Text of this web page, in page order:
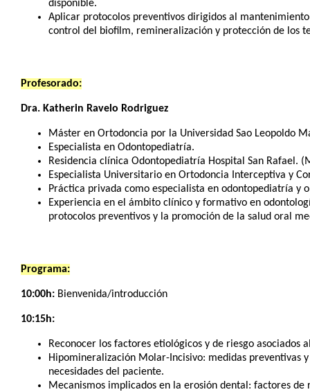
disponible.
Aplicar protocolos preventivos dirigidos al
control del biofilm, remineralización y protección de los
Profesorado:
Dra. Katherin Ravelo Rodriguez
Máster en Ortodoncia por la Universidad Sao Leopoldo
Especialista en Odontopediatría.
Residencia clínica Odontopediatría Hospital San Rafael.
Especialista Universitario en Ortodoncia Interceptiva y
Práctica privada como especialista en odontopediatría y
Experiencia en el ámbito clínico y formativo en
protocolos preventivos y la promoción de la salud oral
Programa:
10:00h: Bienvenida/introducción
10:15h:
Reconocer los factores etiológicos y de riesgo asociados
Hipomineralización Molar-Incisivo: medidas preventivas
necesidades del paciente.
Mecanismos implicados en la erosión dental: factores de